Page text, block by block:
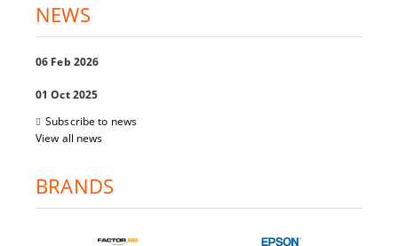
NEWS
06 Feb 2026
01 Oct 2025
Subscribe to news
View all news
BRANDS